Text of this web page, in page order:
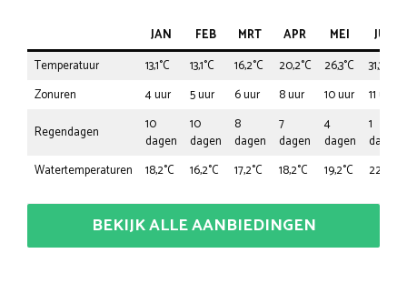
JAN FEB MRT APR MEI
JUN
Temperatuur
13,1°C 13,1°C 16,2°C 20,2°C 26,3°C
31,3°C
Zonuren
4 uur 5 uur 6 uur 8 uur 10 uur
11 uur
Regendagen
10
dagen
10
dagen
8
dagen
7
dagen
4
dagen
1
dagen
Watertemperaturen
18,2°C 16,2°C 17,2°C 18,2°C 19,2°C 22,2°C
BEKIJK ALLE AANBIEDINGEN